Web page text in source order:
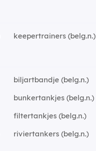
keepertrainers (belg.n.)
biljartbandje (belg.n.)
bunkertankjes (belg.n.)
filtertankjes (belg.n.)
riviertankers (belg.n.)